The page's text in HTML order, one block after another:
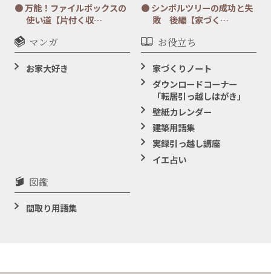
万能！ファイルボックスの
使い道【片付く収…
シンボルツリーの成功と失
敗 後編【家づく…
マンガ
お家大好き
お役立ち
家づくりノート
ダウンロードコーナー
「転居引っ越しはがき」
壁紙カレンダー
建築用語集
実録引っ越し講座
イエ占い
図鑑
間取り用語集